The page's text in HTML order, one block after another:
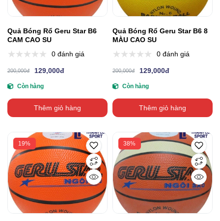
Quả Bóng Rổ Geru Star B6
CAM CAO SU
0 đánh giá
200,000đ 129,000đ
Còn hàng
Thêm giỏ hàng
Quả Bóng Rổ Geru Star B6 8
MÀU CAO SU
0 đánh giá
200,000đ 129,000đ
Còn hàng
Thêm giỏ hàng
19% 38%